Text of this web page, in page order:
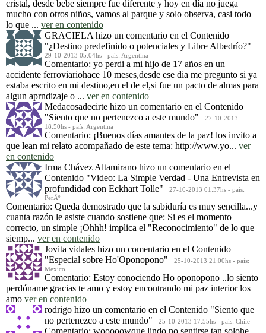
cristal, desde bebe siempre fue diferente y hoy en día no juega
mucho con otros niños, vamos al parque y solo observa, casi todo
lo que ... ver en contenido
GRACIELA hizo un comentario en el Contenido
"¿Destino predefinido o potenciales y Libre Albedrío?"
29-10-2013 05:04hs - país: Argentina
Comentario: yo perdi a mi hijo de 17 años en un
accidente ferroviariohace 10 meses,desde ese dia me pregunto si ya
estaba escrito en mi destino,en el de el,si fue un pacto de almas para
algun aprndizaje o ... ver en contenido
Medacosadecirte hizo un comentario en el Contenido
"Siento que no pertenezco a este mundo"
27-10-2013
18:50hs - país: Argentina
Comentario: ¡Buenos días amantes de la paz! los invito a
que lean mi relato acompañado de este tema: http://www.yo... ver
en contenido
Irma Chávez Altamirano hizo un comentario en el
Contenido "Video: La Simple Verdad - Una Entrevista en
profundidad con Eckhart Tolle"
27-10-2013 01:37hs - país:
PerÃº
Comentario: Queda demostrado que la sabiduría es muy sencilla...y
cuanta razón le asiste cuando sostiene que: Si es el momento
correcto, un simple ¡Ohhh! implica el "Reconocimiento" de lo que
siemp... ver en contenido
Jovita vidales hizo un comentario en el Contenido
"Especial sobre Ho'Oponopono"
25-10-2013 21:00hs - país:
Mexico
Comentario: Estoy conociendo Ho oponopono ..lo siento
perdóname gracias te amo y estoy encontrando mi paz interior los
amo ver en contenido
rodrigo hizo un comentario en el Contenido "Siento que
no pertenezco a este mundo"
25-10-2013 17:55hs - país: Chile